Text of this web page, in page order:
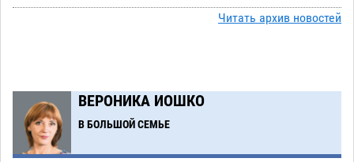
права
06.08 278
08:29
Астраханские спасатели назвали причину
пожара, в котором погиб 3-месячный малыш
Читать архив новостей
ВЕРОНИКА ИОШКО
В БОЛЬШОЙ СЕМЬЕ